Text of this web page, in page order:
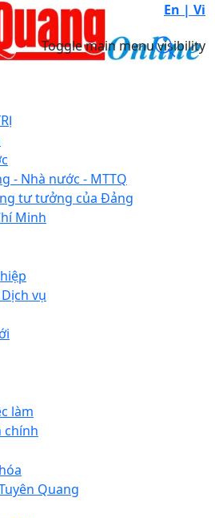
En | Vi
Toggle main menu visibility
- Nhà nước - MTTQ
tư tưởng của Đảng
Minh
vụ
làm
chính
Quang